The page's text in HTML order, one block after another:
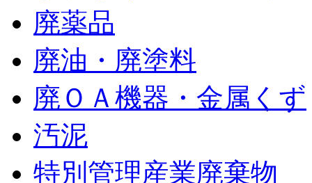
廃薬品
廃油・廃塗料
廃ＯＡ機器・金属くず
汚泥
特別管理産業廃棄物